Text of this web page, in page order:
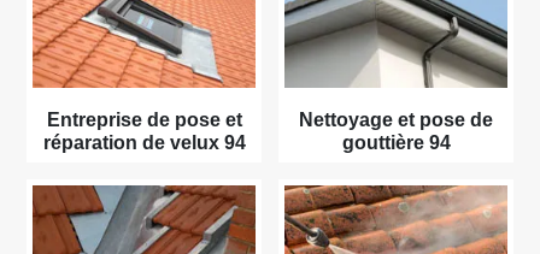
Entreprise de pose et
réparation de velux 94
Nettoyage et pose de
gouttière 94